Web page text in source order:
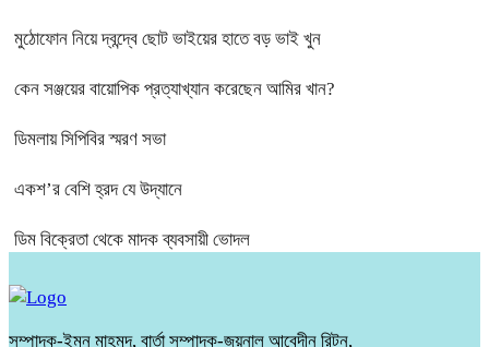
মুঠোফোন নিয়ে দ্বন্দ্বে ছোট ভাইয়ের হাতে বড় ভাই খুন
কেন সঞ্জয়ের বায়োপিক প্রত্যাখ্যান করেছেন আমির খান?
ডিমলায় সিপিবির স্মরণ সভা
একশ’র বেশি হ্রদ যে উদ্যানে
ডিম বিক্রেতা থেকে মাদক ব্যবসায়ী ভোদল
সম্পাদক-ইমন মাহমুদ, বার্তা সম্পাদক-জয়নাল আবেদীন রিটন,